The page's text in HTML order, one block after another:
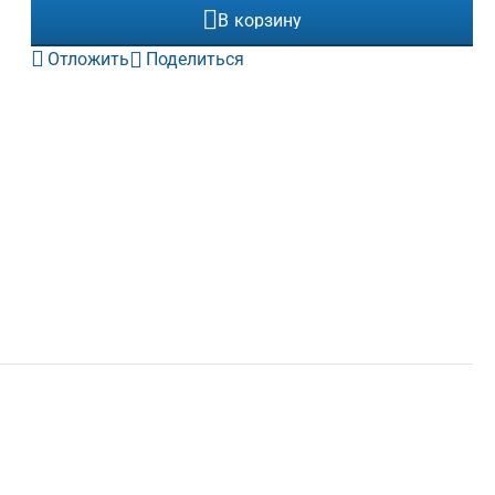
В корзину
Отложить Поделиться